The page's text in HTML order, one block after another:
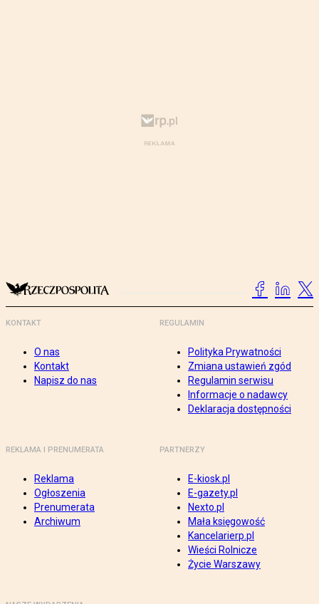
KONTAKT
O nas
Kontakt
Napisz do nas
REGULAMIN
Polityka Prywatności
Zmiana ustawień zgód
Regulamin serwisu
Informacje o nadawcy
Deklaracja dostępności
REKLAMA I PRENUMERATA
Reklama
Ogłoszenia
Prenumerata
Archiwum
PARTNERZY
E-kiosk.pl
E-gazety.pl
Nexto.pl
Mała księgowość
Kancelarierp.pl
Wieści Rolnicze
Życie Warszawy